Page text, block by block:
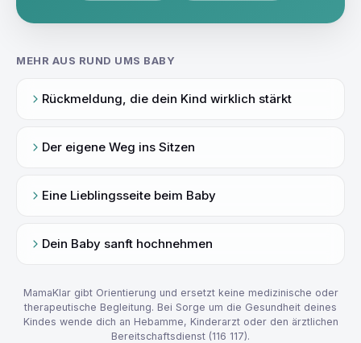
MEHR AUS RUND UMS BABY
Rückmeldung, die dein Kind wirklich stärkt
Der eigene Weg ins Sitzen
Eine Lieblingsseite beim Baby
Dein Baby sanft hochnehmen
MamaKlar gibt Orientierung und ersetzt keine medizinische oder
therapeutische Begleitung. Bei Sorge um die Gesundheit deines
Kindes wende dich an Hebamme, Kinderarzt oder den ärztlichen
Bereitschaftsdienst (116 117).